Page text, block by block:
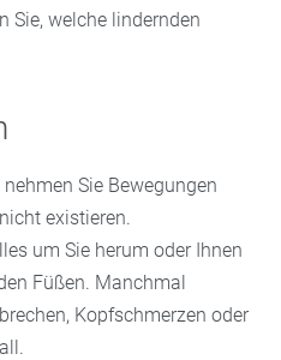
Sie, welche lindernden
Sie Bewegungen
existieren.
um Sie herum oder Ihnen
Füßen. Manchmal
Kopfschmerzen oder